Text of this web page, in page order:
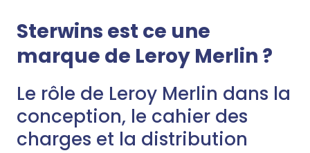
Sterwins est ce une
marque de Leroy Merlin ?
Le rôle de Leroy Merlin dans la
conception, le cahier des
charges et la distribution